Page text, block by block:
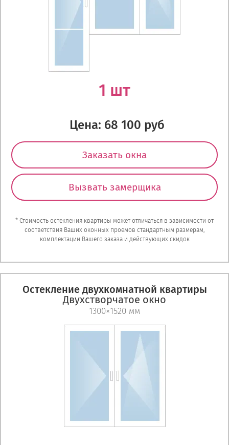
1 шт
Цена: 68 100 руб
Заказать окна
Вызвать замерщика
* Стоимость остекления квартиры может отличаться в зависимости от
соответствия Ваших оконных проемов стандартным размерам,
комплектации Вашего заказа и действующих скидок
Остекление двухкомнатной квартиры
Двухстворчатое окно
1300×1520 мм